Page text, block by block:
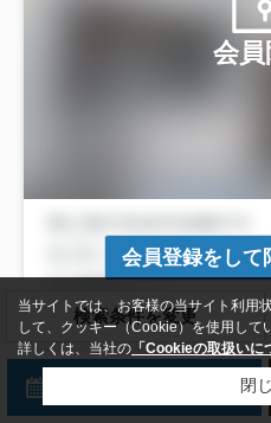
会
会員登録をして
検索条件を変更
当サイトでは、お客様の当サイト利用
して、クッキー（Cookie）を使用して
詳しくは、当社の 「Cookieの取扱いに
閉